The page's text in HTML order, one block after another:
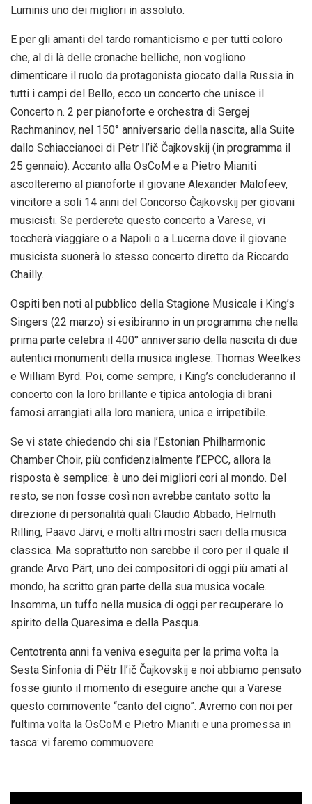
Luminis uno dei migliori in assoluto.
E per gli amanti del tardo romanticismo e per tutti coloro
che, al di là delle cronache belliche, non vogliono
dimenticare il ruolo da protagonista giocato dalla Russia in
tutti i campi del Bello, ecco un concerto che unisce il
Concerto n. 2 per pianoforte e orchestra di Sergej
Rachmaninov, nel 150° anniversario della nascita, alla Suite
dallo Schiaccianoci di Pëtr Il’ič Čajkovskij (in programma il
25 gennaio). Accanto alla OsCoM e a Pietro Mianiti
ascolteremo al pianoforte il giovane Alexander Malofeev,
vincitore a soli 14 anni del Concorso Čajkovskij per giovani
musicisti. Se perderete questo concerto a Varese, vi
toccherà viaggiare o a Napoli o a Lucerna dove il giovane
musicista suonerà lo stesso concerto diretto da Riccardo
Chailly.
Ospiti ben noti al pubblico della Stagione Musicale i King’s
Singers (22 marzo) si esibiranno in un programma che nella
prima parte celebra il 400° anniversario della nascita di due
autentici monumenti della musica inglese: Thomas Weelkes
e William Byrd. Poi, come sempre, i King’s concluderanno il
concerto con la loro brillante e tipica antologia di brani
famosi arrangiati alla loro maniera, unica e irripetibile.
Se vi state chiedendo chi sia l’Estonian Philharmonic
Chamber Choir, più confidenzialmente l’EPCC, allora la
risposta è semplice: è uno dei migliori cori al mondo. Del
resto, se non fosse così non avrebbe cantato sotto la
direzione di personalità quali Claudio Abbado, Helmuth
Rilling, Paavo Järvi, e molti altri mostri sacri della musica
classica. Ma soprattutto non sarebbe il coro per il quale il
grande Arvo Pärt, uno dei compositori di oggi più amati al
mondo, ha scritto gran parte della sua musica vocale.
Insomma, un tuffo nella musica di oggi per recuperare lo
spirito della Quaresima e della Pasqua.
Centotrenta anni fa veniva eseguita per la prima volta la
Sesta Sinfonia di Pëtr Il’ič Čajkovskij e noi abbiamo pensato
fosse giunto il momento di eseguire anche qui a Varese
questo commovente “canto del cigno”. Avremo con noi per
l’ultima volta la OsCoM e Pietro Mianiti e una promessa in
tasca: vi faremo commuovere.